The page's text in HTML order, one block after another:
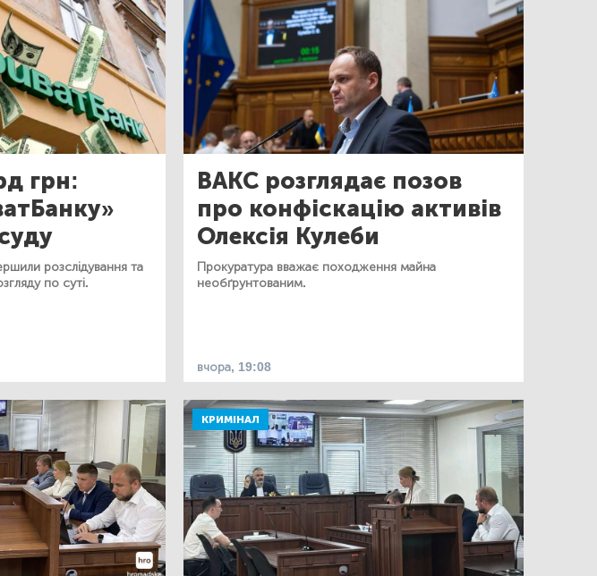
грн:
розслідування та
по суті.
ВАКС розглядає позов
про конфіскацію активів
Олексія Кулеби
Прокуратура вважає походження майна
необґрунтованим.
вчора, 19:08
КРИМІНАЛ